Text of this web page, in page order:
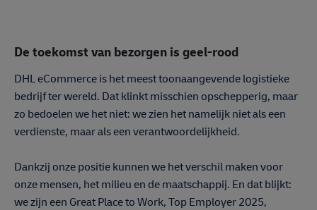
De toekomst van bezorgen is geel-rood
DHL eCommerce is het meest toonaangevende logistieke
bedrijf ter wereld. Dat klinkt misschien opschepperig, maar
zo bedoelen we het niet: we zien het namelijk niet als een
verdienste, maar als een verantwoordelijkheid.
Dankzij onze positie kunnen we het verschil maken voor
onze mensen, het milieu en de maatschappij. En dat blijkt:
we zijn een Great Place to Work, Top Employer 2025,